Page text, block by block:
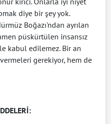
diye bir şey yok.
Boğazı'ndan ayrılan
püskürtülen insansız
kabul edilemez. Bir an
gerekiyor, hem de